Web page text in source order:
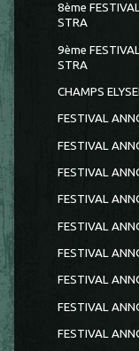
8ème
STRA
9ème
STRA
CHAMPS
FESTIVAL
FESTIVAL
FESTIVAL
FESTIVAL
FESTIVAL
FESTIVAL
FESTIVAL
FESTIVAL
FESTIVAL